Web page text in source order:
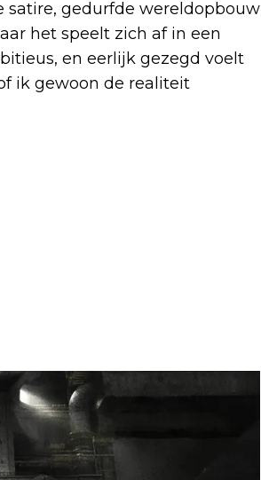
satire, gedurfde wereldopbouw
het speelt zich af in een
en eerlijk gezegd voelt
ik gewoon de realiteit